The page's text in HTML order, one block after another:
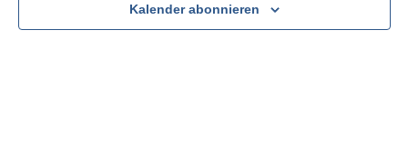
Kalender abonnieren